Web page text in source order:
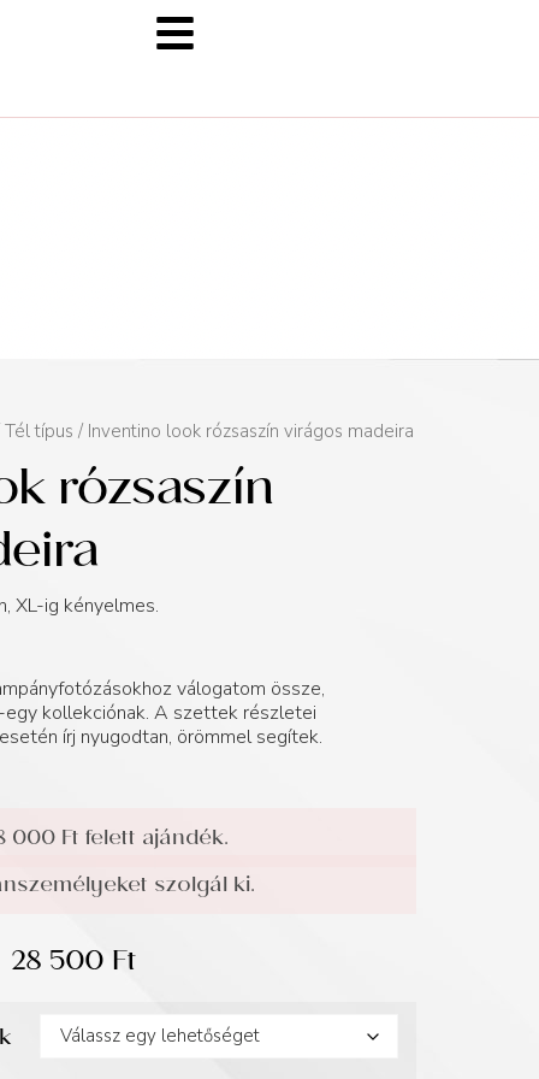
Tél típus / Inventino look rózsaszín virágos madeira
rózsaszín
XL-ig kényelmes.
válogatom össze,
egy kollekciónak. A szettek részletei
írj nyugodtan, örömmel segítek.
Ft felett ajándék.
szolgál ki.
28 500Ft